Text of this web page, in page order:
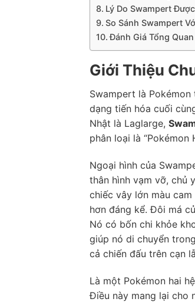
Lý Do Swampert
So Sánh Swampert
Đánh Giá Tổng
Giới Thiệu
Swampert là
dạng tiến hóa cuối
Nhật là Laglarge,
phân loại là “Pokémon
Ngoại hình của
thân hình vạm vỡ, chủ
chiếc vây lớn màu
hơn đáng kể. Đôi má
Nó có bốn chi khỏe
giúp nó di chuyển
cả chiến đấu trên cạn
Là một Pokémon hai
Điều này mang lại cho